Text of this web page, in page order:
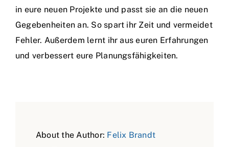
in eure neuen Projekte und passt sie an die neuen
Gegebenheiten an. So spart ihr Zeit und vermeidet
Fehler. Außerdem lernt ihr aus euren Erfahrungen
und verbessert eure Planungsfähigkeiten.
About the Author: Felix Brandt